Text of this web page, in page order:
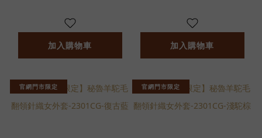
加入購物車 加入購物車
官網門市限定 官網門市限定